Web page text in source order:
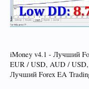
iMoney v4.1 - Лучший
EUR / USD, AUD /
Лучший Forex EA